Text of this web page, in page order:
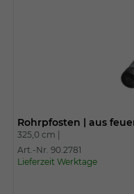
Rohrpfosten | aus
325,0 cm |
Art.-Nr. 90.2781
Lieferzeit Werktage